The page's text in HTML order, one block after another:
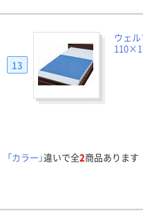
ウェル
13
「カラー」違いで全2商品あります